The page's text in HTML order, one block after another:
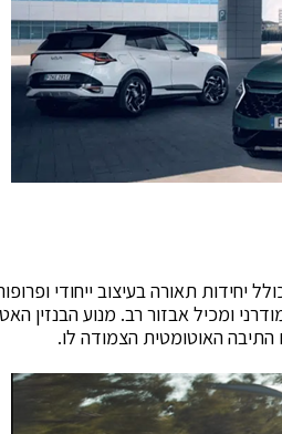
יחידות תאורה בעיצוב ייחודי
ומכיל אבזור רב. מנוע הבנזין
התיבה האוטומטית הצמודה לו.